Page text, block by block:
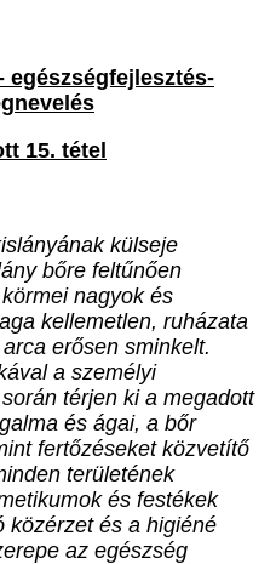
egészségfejlesztés-
15. tétel
külseje
bőre feltűnően
nagyok és
kellemetlen, ruházata
erősen sminkelt.
a személyi
térjen ki a megadott
és ágai, a bőr
fertőzéseket közvetítő
területének
és festékek
közérzet és a higiéné
az egészség